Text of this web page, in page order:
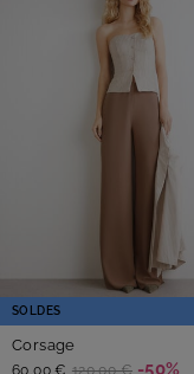
SOLDES
Corsage
60,00 € 120,00 € -50%